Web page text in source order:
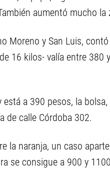
aumentó mucho la
Moreno y San Luis,
16 kilos- valía entre 380
a 390 pesos, la
de calle Córdoba 302.
la naranja, un caso
se consigue a 900 y